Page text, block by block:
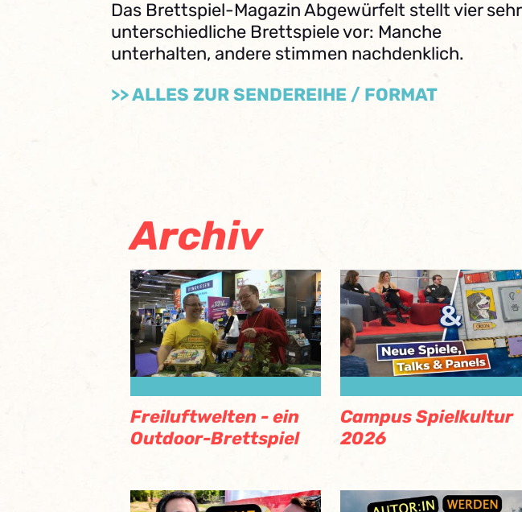
Das Brettspiel-Magazin Abgewürfelt stellt vier sehr
unterschiedliche Brettspiele vor: Manche
unterhalten, andere stimmen nachdenklich.
>> ALLES ZUR SENDEREIHE / FORMAT
Archiv
Freiluftwelten - ein
Outdoor-Brettspiel
Campus Spielkultur
2026